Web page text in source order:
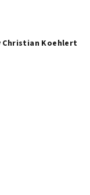
Christian Koehlert